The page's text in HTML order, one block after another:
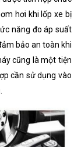
hơi khi lốp xe bị
năng đo áp suất
bảo an toàn khi
cũng là một tiện
cần sử dụng vào